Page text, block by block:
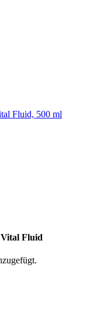
Fluid, 500 ml
Fluid